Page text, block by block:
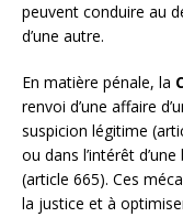
peuvent conduire au
d’une autre.
En matière pénale, la
renvoi d’une affaire
suspicion légitime
ou dans l’intérêt
(article 665). Ces
la justice et à